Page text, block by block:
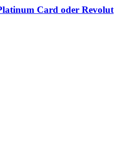
Card oder Revolut